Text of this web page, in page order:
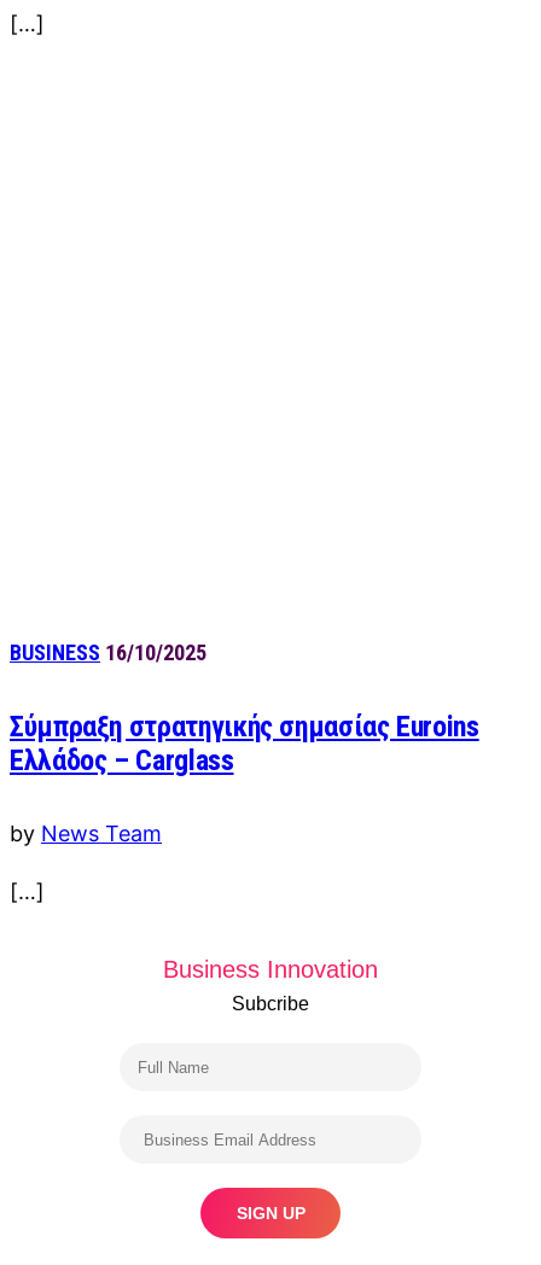
[…]
BUSINESS 16/10/2025
Σύμπραξη στρατηγικής σημασίας Euroins
Ελλάδος – Carglass
by News Team
[…]
Business Innovation
Subcribe